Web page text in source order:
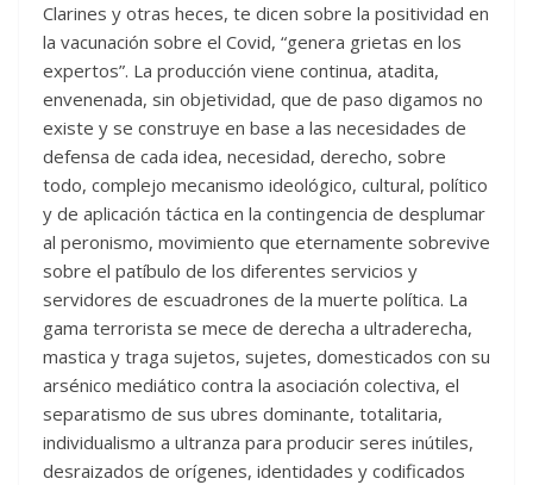
Clarines y otras heces, te dicen sobre la positividad en
la vacunación sobre el Covid, “genera grietas en los
expertos”. La producción viene continua, atadita,
envenenada, sin objetividad, que de paso digamos no
existe y se construye en base a las necesidades de
defensa de cada idea, necesidad, derecho, sobre
todo, complejo mecanismo ideológico, cultural, político
y de aplicación táctica en la contingencia de desplumar
al peronismo, movimiento que eternamente sobrevive
sobre el patíbulo de los diferentes servicios y
servidores de escuadrones de la muerte política. La
gama terrorista se mece de derecha a ultraderecha,
mastica y traga sujetos, sujetes, domesticados con su
arsénico mediático contra la asociación colectiva, el
separatismo de sus ubres dominante, totalitaria,
individualismo a ultranza para producir seres inútiles,
desraizados de orígenes, identidades y codificados